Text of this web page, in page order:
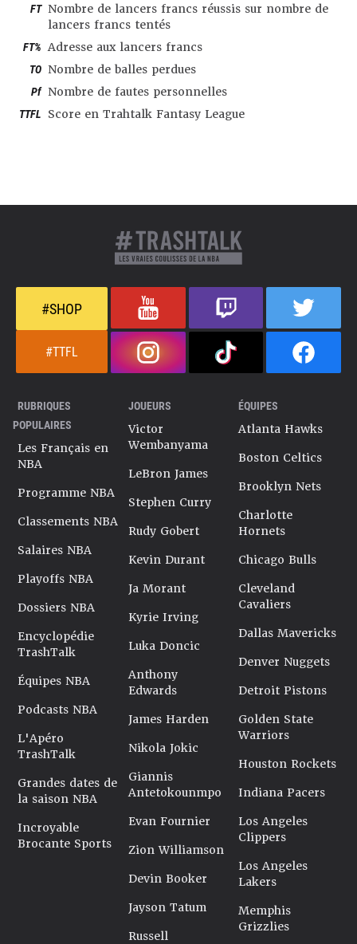
FT Nombre de lancers francs réussis sur nombre de
lancers francs tentés
FT% Adresse aux lancers francs
TO Nombre de balles perdues
Pf Nombre de fautes personnelles
TTFL Score en Trahtalk Fantasy League
#SHOP
#TTFL
RUBRIQUES
POPULAIRES
Les Français en
NBA
Programme NBA
Classements NBA
Salaires NBA
Playoffs NBA
Dossiers NBA
Encyclopédie
TrashTalk
Équipes NBA
Podcasts NBA
L'Apéro
TrashTalk
Grandes dates de
la saison NBA
Incroyable
Brocante Sports
JOUEURS
Victor
Wembanyama
LeBron James
Stephen Curry
Rudy Gobert
Kevin Durant
Ja Morant
Kyrie Irving
Luka Doncic
Anthony
Edwards
James Harden
Nikola Jokic
Giannis
Antetokounmpo
Evan Fournier
Zion Williamson
Devin Booker
Jayson Tatum
Russell
ÉQUIPES
Atlanta Hawks
Boston Celtics
Brooklyn Nets
Charlotte
Hornets
Chicago Bulls
Cleveland
Cavaliers
Dallas Mavericks
Denver Nuggets
Detroit Pistons
Golden State
Warriors
Houston Rockets
Indiana Pacers
Los Angeles
Clippers
Los Angeles
Lakers
Memphis
Grizzlies